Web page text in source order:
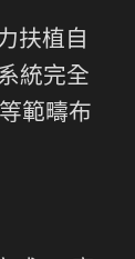
扶植自
統完全
範疇布